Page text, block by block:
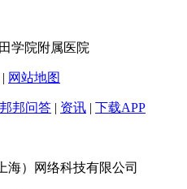
学院附属医院
| 网站地图
邦邦问答 | 资讯 | 下载APP
海）网络科技有限公司